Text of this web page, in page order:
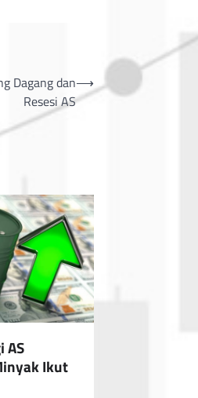
Dagang dan
Resesi AS
⟶
AS
Ikut